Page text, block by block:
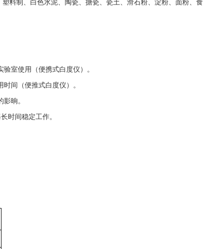
料制、白色水泥、陶瓷、搪瓷、瓷土、滑石粉、淀粉、面粉、食
室使用（便携式白度仪）。
间（便推式白度仪）。
晌。
时间稳定工作。